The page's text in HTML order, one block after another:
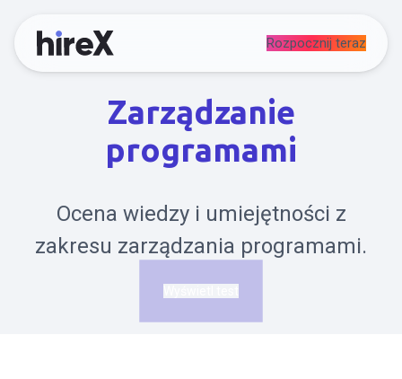
Rozpocznij teraz
Zarządzanie
programami
Ocena wiedzy i umiejętności z
zakresu zarządzania programami.